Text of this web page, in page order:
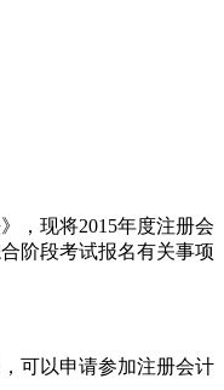
，现将2015年度注册会
阶段考试报名有关事项
可以申请参加注册会计